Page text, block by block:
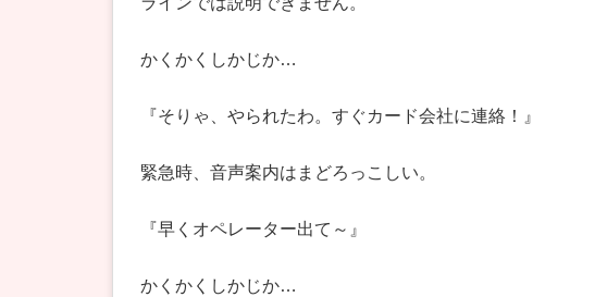
かくかくしかじか…
『そりゃ、やられたわ。すぐカード会社に連絡！』
緊急時、音声案内はまどろっこしい。
『早くオペレーター出て～』
かくかくしかじか…